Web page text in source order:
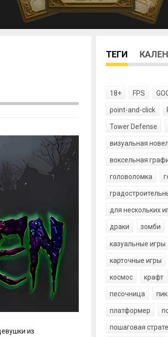
из
ТЕГИ
18+ FPS
point-and-click
Tower Defense
визуальная
воксельная
головоломка
для нескольких
драки зомби
казуальные игры
карточные игры
космос крафт
песочница
платформер
пошаговая